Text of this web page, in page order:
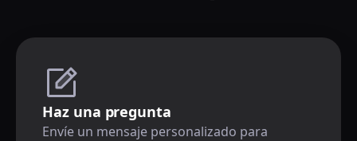
Haz una pregunta
Envíe un mensaje personalizado para